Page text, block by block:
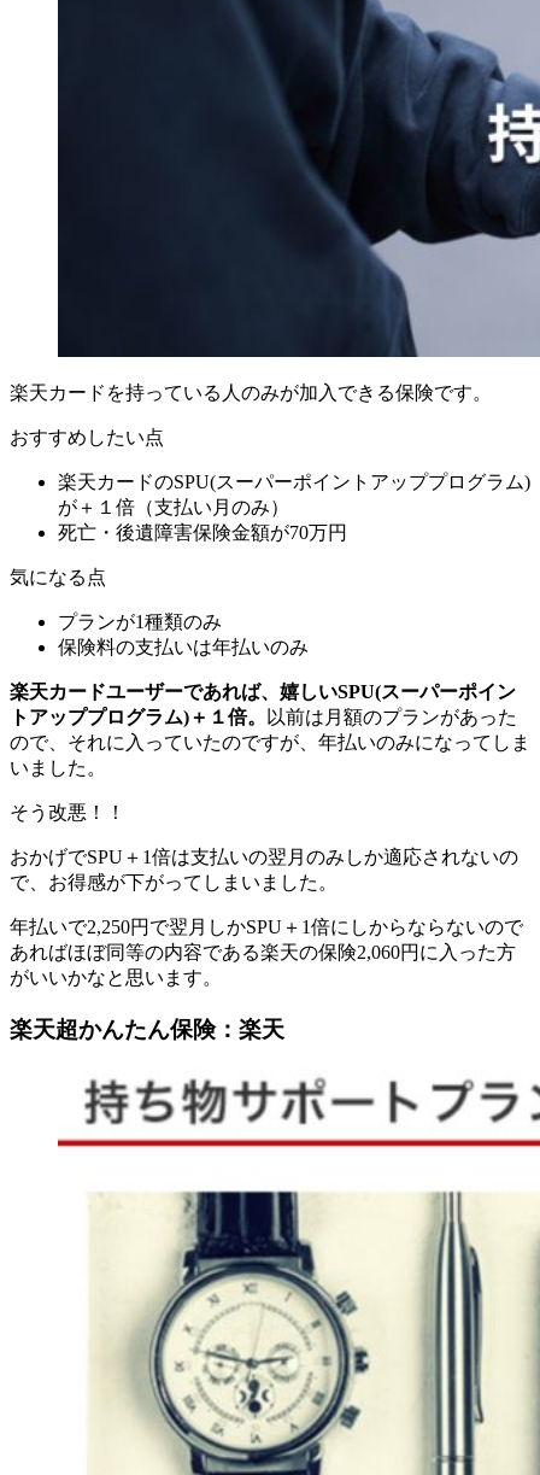
楽天カードを持っている人のみが加入できる保険です。
おすすめしたい点
楽天カードのSPU(スーパーポイントアッププログラム)
が＋１倍（支払い月のみ）
死亡・後遺障害保険金額が70万円
気になる点
プランが1種類のみ
保険料の支払いは年払いのみ
楽天カードユーザーであれば、嬉しいSPU(スーパーポイン
トアッププログラム)＋１倍。
以前は月額のプランがあった
ので、それに入っていたのですが、年払いのみになってしま
いました。
そう改悪！！
おかげでSPU＋1倍は支払いの翌月のみしか適応されないの
で、お得感が下がってしまいました。
年払いで2,250円で翌月しかSPU＋1倍にしからならないので
あればほぼ同等の内容である楽天の保険2,060円に入った方
がいいかなと思います。
楽天超かんたん保険：楽天